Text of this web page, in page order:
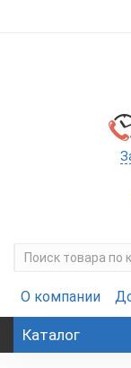
О компании
Каталог